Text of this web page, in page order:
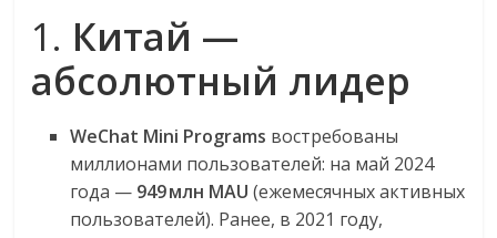
1. Китай —
абсолютный лидер
WeChat Mini Programs востребованы
миллионами пользователей: на май 2024
года — 949 млн MAU (ежемесячных активных
пользователей). Ранее, в 2021 году,